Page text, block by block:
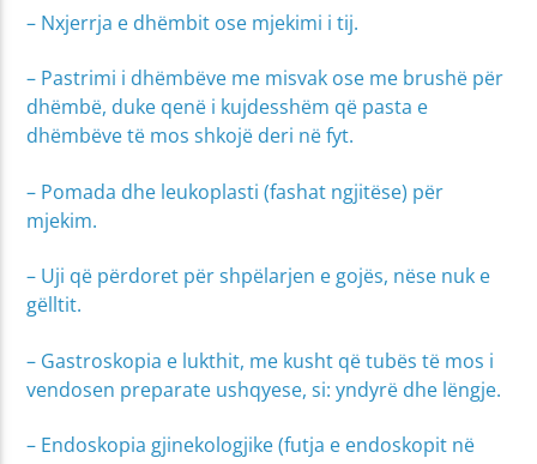
– Nxjerrja e dhëmbit ose mjekimi i tij.
– Pastrimi i dhëmbëve me misvak ose me brushë për
dhëmbë, duke qenë i kujdesshëm që pasta e
dhëmbëve të mos shkojë deri në fyt.
– Pomada dhe leukoplasti (fashat ngjitëse) për
mjekim.
– Uji që përdoret për shpëlarjen e gojës, nëse nuk e
gëlltit.
– Gastroskopia e lukthit, me kusht që tubës të mos i
vendosen preparate ushqyese, si: yndyrë dhe lëngje.
– Endoskopia gjinekologjike (futja e endoskopit në